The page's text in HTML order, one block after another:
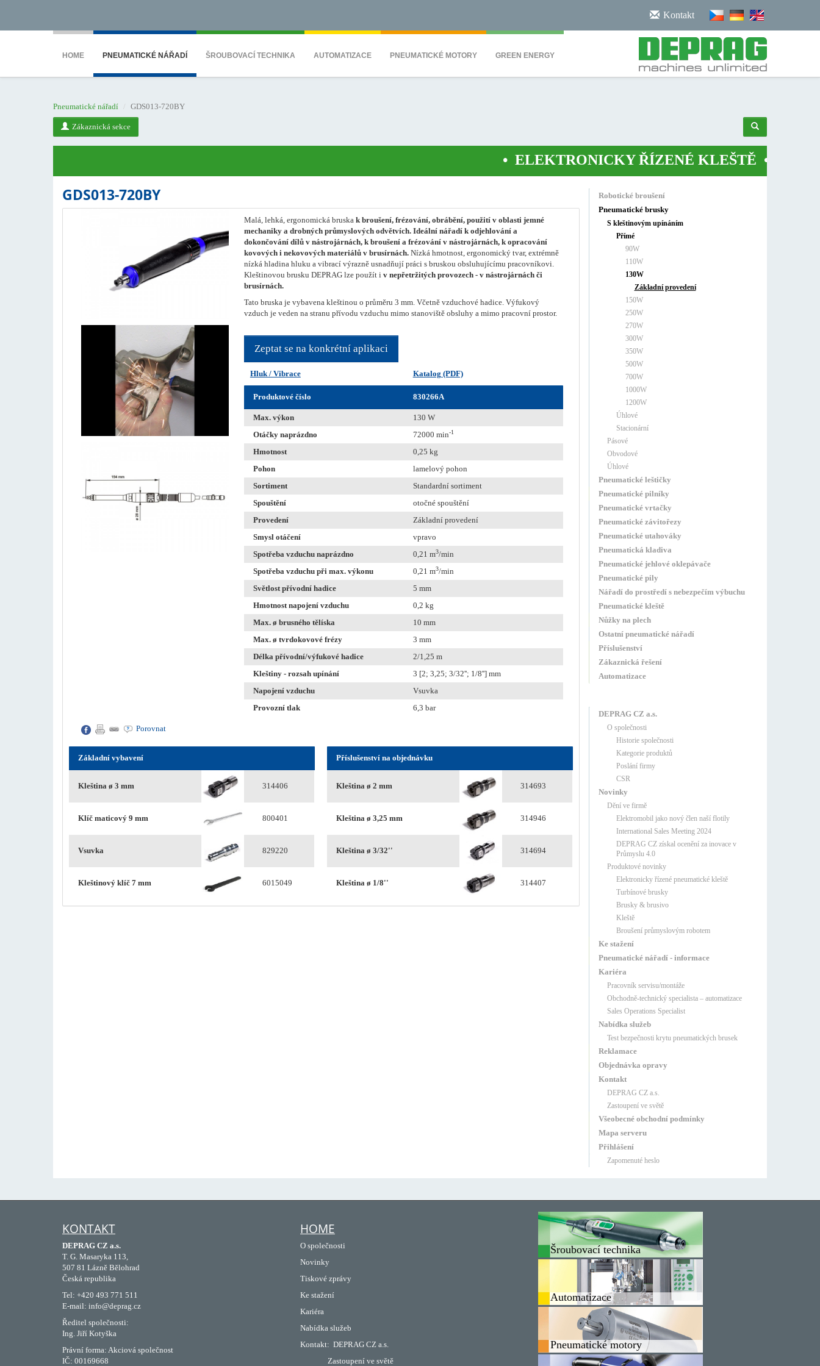
Kontakt
HOME PNEUMATICKÉ NÁŘADÍ ŠROUBOVACÍ TECHNIKA AUTOMATIZACE PNEUMATICKÉ MOTORY GREEN ENERGY
Pneumatické nářadí GDS013-720BY
Zákaznická sekce
ELEKTRONICKY ŘÍZENÉ KLEŠTĚ•
GDS013-720BY
Malá, lehká, ergonomická bruska k broušení, frézování, obrábění, použití v oblasti jemné
mechaniky a drobných průmyslových odvětvích. Ideální nářadí k odjehlování a
dokončování dílů v nástrojárnách, k broušení a frézování v nástrojárnách, k opracování
kovových i nekovových materiálů v brusírnách.Nízká hmotnost, ergonomický tvar, extrémně
nízká hladina hluku a vibrací výrazně usnadňují práci s bruskou obsluhujícímu pracovníkovi.
Kleštinovou brusku DEPRAG lze použít i v nepřetržitých provozech - v nástrojárnách či
brusírnách.
Tato bruska je vybavena kleštinou o průměru 3 mm. Včetně vzduchové hadice. Výfukový
vzduch je veden na stranu přívodu vzduchu mimo stanoviště obsluhy a mimo pracovní prostor.
Zeptat se na konkrétní aplikaci
Hluk / Vibrace Katalog (PDF)
Produktové číslo 830266A
Max. výkon
130 W
Otáčky naprázdno
72000 min-1
Hmotnost
0,25 kg
Pohon
lamelový pohon
Sortiment
Standardní sortiment
Spouštění
otočné spouštění
Provedení
Základní provedení
Smysl otáčení
vpravo
Spotřeba vzduchu naprázdno
0,21 m3/min
Spotřeba vzduchu při max. výkonu
0,21 m3/min
Světlost přívodní hadice
5 mm
Hmotnost napojení vzduchu
0,2 kg
Max. ø brusného tělíska
10 mm
Max. ø tvrdokovové frézy
3 mm
Délka přívodní/výfukové hadice
2/1,25 m
Kleštiny - rozsah upínání
3 [2; 3,25; 3/32''; 1/8''] mm
Napojení vzduchu
Vsuvka
Provozní tlak
6,3 bar
Porovnat
Základní vybavení
Kleština ø 3 mm 314406
Klíč maticový 9 mm 800401
Vsuvka 829220
Kleštinový klíč 7 mm 6015049
Příslušenství na objednávku
Kleština ø 2 mm 314693
Kleština ø 3,25 mm 314946
Kleština ø 3/32'' 314694
Kleština ø 1/8'' 314407
Robotické broušení
Pneumatické brusky
S kleštinovým upínáním
Přímé
90W
110W
130W
Základní provedení
150W
250W
270W
300W
350W
500W
700W
1000W
1200W
Úhlové
Stacionární
Pásové
Obvodové
Úhlové
Pneumatické leštičky
Pneumatické pilníky
Pneumatické vrtačky
Pneumatické závitořezy
Pneumatické utahováky
Pneumatická kladiva
Pneumatické jehlové oklepávače
Pneumatické pily
Nářadí do prostředí s nebezpečím výbuchu
Pneumatické kleště
Nůžky na plech
Ostatní pneumatické nářadí
Příslušenství
Zákaznická řešení
Automatizace
DEPRAG CZ a.s.
O společnosti
Historie společnosti
Kategorie produktů
Poslání firmy
CSR
Novinky
Dění ve firmě
Elektromobil jako nový člen naší flotily
International Sales Meeting 2024
DEPRAG CZ získal ocenění za inovace v
Průmyslu 4.0
Produktové novinky
Elektronicky řízené pneumatické kleště
Turbínové brusky
Brusky & brusivo
Kleště
Broušení průmyslovým robotem
Ke stažení
Pneumatické nářadí - informace
Kariéra
Pracovník servisu/montáže
Obchodně-technický specialista – automatizace
Sales Operations Specialist
Nabídka služeb
Test bezpečnosti krytu pneumatických brusek
Reklamace
Objednávka opravy
Kontakt
DEPRAG CZ a.s.
Zastoupení ve světě
Všeobecné obchodní podmínky
Mapa serveru
Přihlášení
Zapomenuté heslo
KONTAKT
DEPRAG CZ a.s.
T. G. Masaryka 113,
507 81 Lázně Bělohrad
Česká republika
Tel: +420 493 771 511
E-mail: info@deprag.cz
Ředitel společnosti:
Ing. Jiří Kotyška
Právní forma: Akciová společnost
IČ: 00169668
HOME
O společnosti
Novinky
Tiskové zprávy
Ke stažení
Kariéra
Nabídka služeb
Kontakt: DEPRAG CZ a.s.
Zastoupení ve světě
Šroubovací technika
Automatizace
Pneumatické motory